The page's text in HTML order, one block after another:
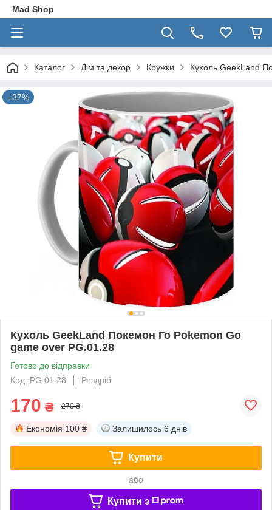
Mad Shop
Каталог Дім та декор Кружки Кухоль GeekLand
–37%
Кухоль GeekLand Покемон Го Pokemon Go
game over PG.01.28
Готово до відправки
Код: PG.01.28
Роздріб
170 ₴ 270 ₴
Економія 100 ₴ Залишилось 6 днів
Купити
або
Купити з